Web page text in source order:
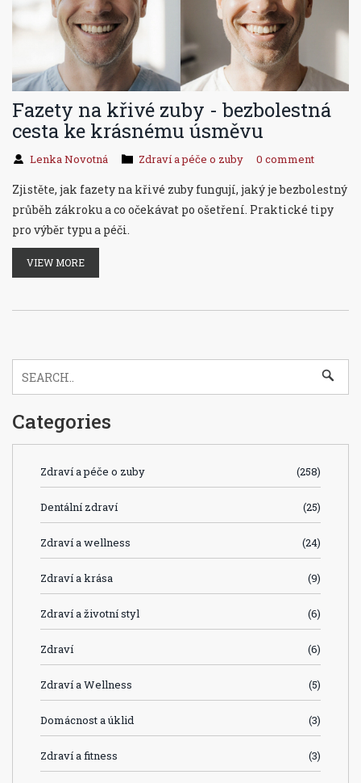
Fazety na křivé zuby - bezbolestná
cesta ke krásnému úsměvu
Lenka Novotná Zdraví a péče o zuby 0 comment
Zjistěte, jak fazety na křivé zuby fungují, jaký je bezbolestný
průběh zákroku a co očekávat po ošetření. Praktické tipy
pro výběr typu a péči.
VIEW MORE
Categories
Zdraví a péče o zuby (258)
Dentální zdraví (25)
Zdraví a wellness (24)
Zdraví a krása (9)
Zdraví a životní styl (6)
Zdraví (6)
Zdraví a Wellness (5)
Domácnost a úklid (3)
Zdraví a fitness (3)